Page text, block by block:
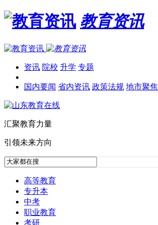
教育资讯
资讯 院校 升学 专题
国内要闻 省内资讯 政策法规 地市聚焦
汇聚教育力量
引领未来方向
高等教育
专升本
中考
职业教育
考研